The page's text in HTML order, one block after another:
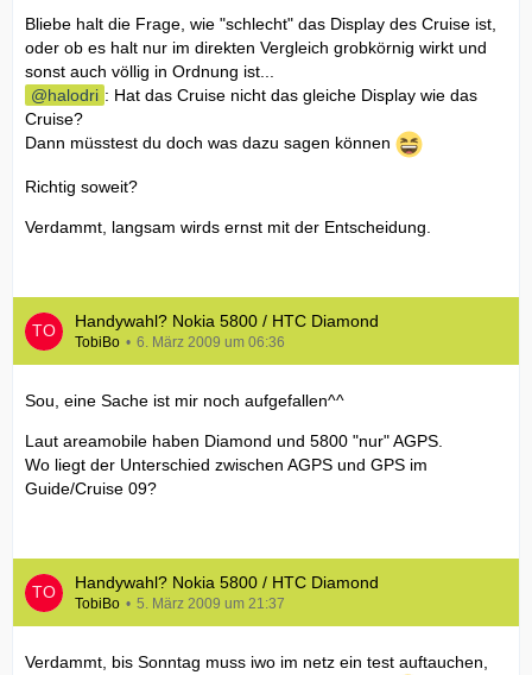
Bliebe halt die Frage, wie "schlecht" das Display des Cruise ist,
oder ob es halt nur im direkten Vergleich grobkörnig wirkt und
sonst auch völlig in Ordnung ist...
halodri : Hat das Cruise nicht das gleiche Display wie das
Cruise?
Dann müsstest du doch was dazu sagen können
Richtig soweit?
Verdammt, langsam wirds ernst mit der Entscheidung.
Handywahl? Nokia 5800 / HTC Diamond
TobiBo 6. März 2009 um 06:36
Sou, eine Sache ist mir noch aufgefallen^^
Laut areamobile haben Diamond und 5800 "nur" AGPS.
Wo liegt der Unterschied zwischen AGPS und GPS im
Guide/Cruise 09?
Handywahl? Nokia 5800 / HTC Diamond
TobiBo 5. März 2009 um 21:37
Verdammt, bis Sonntag muss iwo im netz ein test auftauchen,